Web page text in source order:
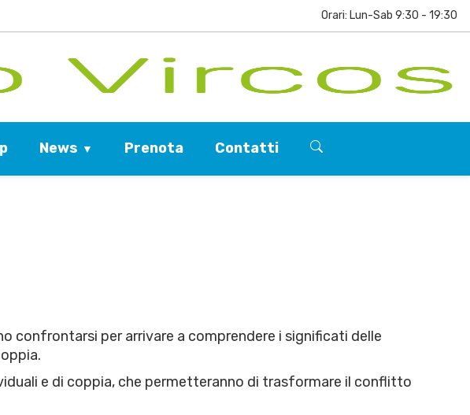
Orari: Lun-Sab 9:30 - 19:30
News Prenota Contatti
confrontarsi per arrivare a comprendere i significati delle
e di coppia, che permetteranno di trasformare il conflitto